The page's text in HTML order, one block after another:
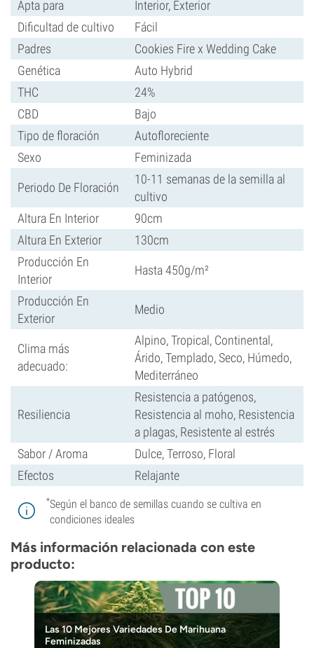
Apta para
Interior, Exterior
Dificultad de cultivo
Fácil
Padres
Cookies Fire x Wedding Cake
Genética
Auto Hybrid
THC
24%
CBD
Bajo
Tipo de floración
Autofloreciente
Sexo
Feminizada
Periodo De Floración
10-11 semanas de la semilla al
cultivo
Altura En Interior
90cm
Altura En Exterior
130cm
Producción En
Interior
Hasta 450g/m²
Producción En
Exterior
Medio
Clima más
adecuado:
Alpino, Tropical, Continental,
Árido, Templado, Seco, Húmedo,
Mediterráneo
Resiliencia
Resistencia a patógenos,
Resistencia al moho, Resistencia
a plagas, Resistente al estrés
Sabor / Aroma
Dulce, Terroso, Floral
Efectos
Relajante
*Según el banco de semillas cuando se cultiva en
condiciones ideales
Más información relacionada con este
producto:
Las 10 Mejores Variedades De Marihuana
Feminizadas